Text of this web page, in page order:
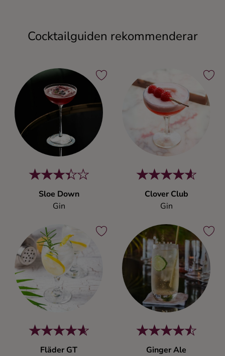
Cocktailguiden rekommenderar
Sloe Down
Gin
Clover Club
Gin
Fläder GT
Ginger Ale